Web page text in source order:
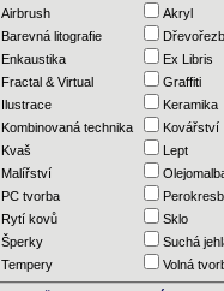
Airbrush
Akryl
Barevná litografie
Enkaustika
Ex Libris
Fractal & Virtual
Graffiti
Ilustrace
Keramika
Kombinovaná technika
Kovářství
Kvaš
Lept
Malířství
PC tvorba
Rytí kovů
Sklo
Šperky
Suchá
Tempery
Volná